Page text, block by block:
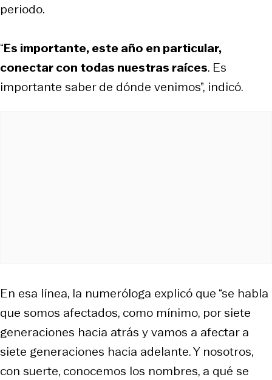
periodo.
“Es importante, este año en particular,
conectar con todas nuestras raíces. Es
importante saber de dónde venimos”, indicó.
En esa línea, la numeróloga explicó que “se habla
que somos afectados, como mínimo, por siete
generaciones hacia atrás y vamos a afectar a
siete generaciones hacia adelante. Y nosotros,
con suerte, conocemos los nombres, a qué se